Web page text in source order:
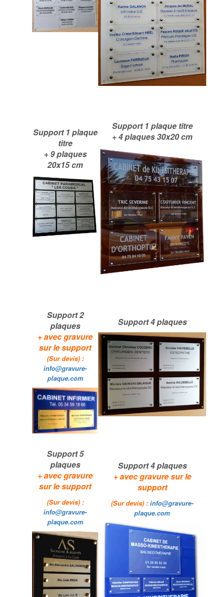
Support 1 plaque
titre
+ 9 plaques
20x15 cm
Support 1 plaque titre
+ 4 plaques 30x20 cm
Support 2
plaques
+avec gravure
sur le support
(Sur devis) :
info@gravure-
plaque.com
Support 4 plaques
Support 5
plaques
+avec gravure
sur le support
(Sur devis) :
info@gravure-
plaque.com
Support 4 plaques
+avec gravure sur le
support
(Sur devis) : info@gravure-
plaque.com